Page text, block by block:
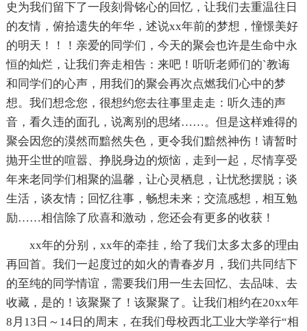
史为我们留下了一段刻骨铭心的回忆，让我们去重温往日
的友情，俯拾遗失的年华，述说xx年前的梦想，憧憬美好
的明天！！！亲爱的同学们，今天的聚会也许是生命中永
恒的灿烂，让我们奔走相告：来吧！听听老师们的`教诲
和同学们的心声，用我们的聚会再次点燃我们心中的梦
想。我们想念您，很想约您去往事里走走：听久违的声
音，看久违的面孔，说离别的思绪……。但是这样难得的
聚会因您的漠然而黯然失色，更令我们黯然神伤！请暂时
抛开尘世的喧嚣、挣脱身边的烦恼，走到一起，尽情享受
年来老同学们相聚的温馨，让心灵栖息，让忧愁摆脱；谈
生活，谈友情；回忆往事，畅想未来；交流感想，相互勉
励……相信除了欣喜和激动，您还会有更多的收获！
xx年的分别，xx年的牵挂，给了我们太多太多的理由
再回首。我们一起度过的如火的青春岁月，我们共同结下
的至纯的同学情谊，需要我们用一生去回忆、去品味、去
收藏，是的！该聚聚了！该聚聚了。让我们相约在20xx年
8月13日～14日的周末，在我们母校西北工业大学举行“相